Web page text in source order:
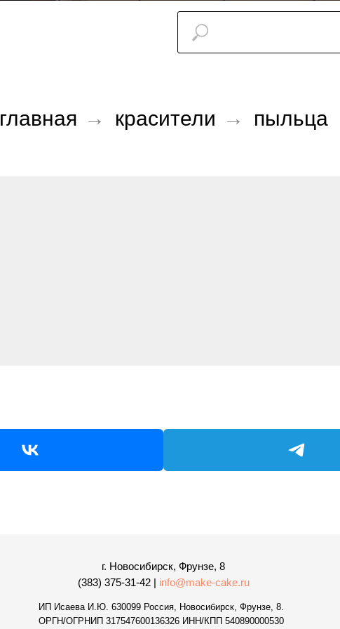
главная → красители → пыльца
г. Новосибирск, Фрунзе, 8
(383) 375-31-42 | info@make-cake.ru
ИП Исаева И.Ю. 630099 Россия, Новосибирск, Фрунзе, 8.
ОРГН/ОГРНИП 317547600136326 ИНН/КПП 540890000530